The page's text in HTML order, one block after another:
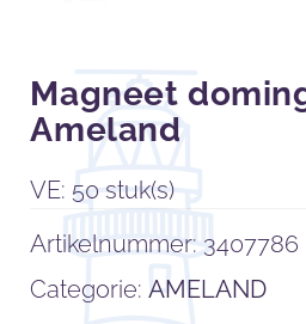
Magneet
Ameland
VE: 50 stuk(s)
Artikelnummer: 3407786
Categorie:AMELAND